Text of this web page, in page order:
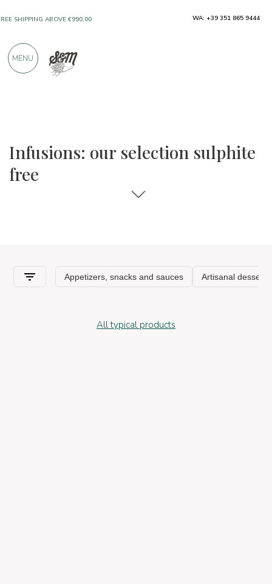
Infusions: our selection sulphite
free
All typical products
SHIPPING ABOVE €990,00
PRODUCTS FROM EXCELLENT
WA: +39 351 865 9444
MENU